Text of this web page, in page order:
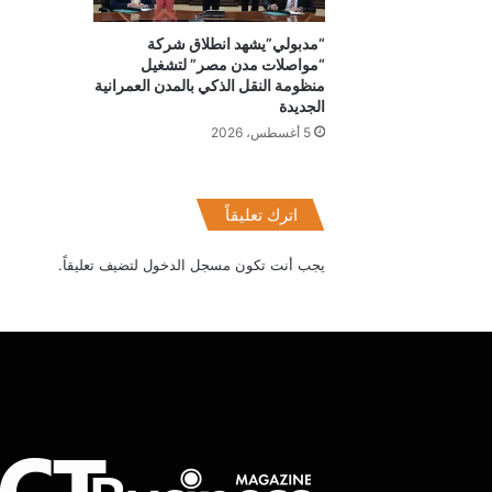
“مدبولي”يشهد انطلاق شركة
“مواصلات مدن مصر” لتشغيل
منظومة النقل الذكي بالمدن العمرانية
الجديدة
5 أغسطس، 2026
اترك تعليقاً
يجب أنت تكون مسجل الدخول لتضيف تعليقاً.